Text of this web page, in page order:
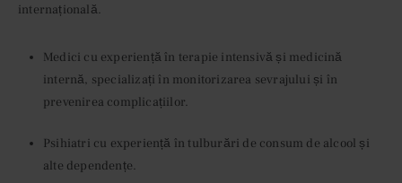
internațională.
Medici cu experiență în terapie intensivă și medicină
internă, specializați în monitorizarea sevrajului și în
prevenirea complicațiilor.
Psihiatri cu experiență în tulburări de consum de alcool și
alte dependențe.